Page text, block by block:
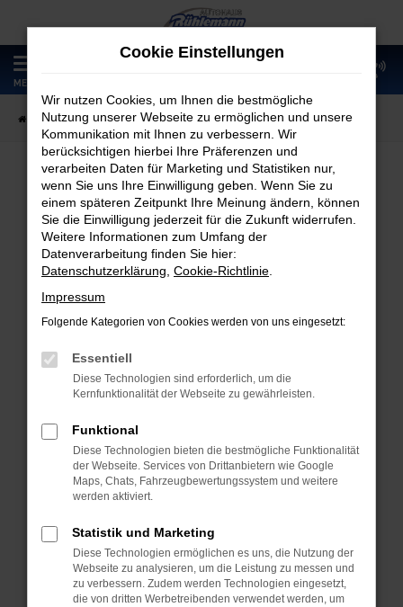
Zum
Hauptinhalt
springen
MENÜ
Startseite Fahrzeugangebote Fahrzeugmarkt
Fahrzeugmarkt
Fehler: Network Error
Beim Laden ist ein Fehler aufgetreten.
Hier sind ein paar Tipps, die dir helfen können:
Überprüfe deine Firewall und deine
Laden andere Webseiten, zum Beispiel
deine Suchmaschine?
Prüfe deine Browsererweiterungen.
Manche Erweiterungen, wie Werbeblocker,
können das Laden bestimmter Seiten
verhindern. Funktioniert die Seite in einem
anderen Browser oder in einem privaten
Fenster?
Cookie Einstellungen
Wir nutzen Cookies, um Ihnen die bestmögliche
Nutzung unserer Webseite zu ermöglichen und unsere
Kommunikation mit Ihnen zu verbessern. Wir
berücksichtigen hierbei Ihre Präferenzen und
verarbeiten Daten für Marketing und Statistiken nur,
wenn Sie uns Ihre Einwilligung geben. Wenn Sie zu
einem späteren Zeitpunkt Ihre Meinung ändern, können
Sie die Einwilligung jederzeit für die Zukunft widerrufen.
Weitere Informationen zum Umfang der
Datenverarbeitung finden Sie hier:
Datenschutzerklärung Cookie-Richtlinie
Impressum
Folgende Kategorien von Cookies werden von uns eingesetzt:
Essentiell
Diese Technologien sind erforderlich, um die
Kernfunktionalität der Webseite zu gewährleisten.
Funktional
Diese Technologien bieten die bestmögliche Funktionalität
der Webseite. Services von Drittanbietern wie Google
Maps, Chats, Fahrzeugbewertungssystem und weitere
werden aktiviert.
Statistik und Marketing
Diese Technologien ermöglichen es uns, die Nutzung der
Webseite zu analysieren, um die Leistung zu messen und
zu verbessern. Zudem werden Technologien eingesetzt,
die von dritten Werbetreibenden verwendet werden, um